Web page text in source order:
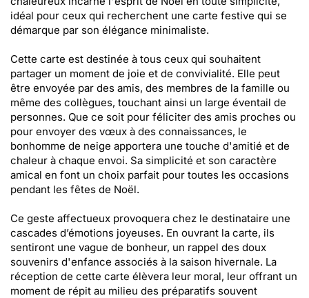
idéal pour ceux qui recherchent une carte festive qui se
démarque par son élégance minimaliste.
Cette carte est destinée à tous ceux qui souhaitent
partager un moment de joie et de convivialité. Elle peut
être envoyée par des amis, des membres de la famille ou
même des collègues, touchant ainsi un large éventail de
personnes. Que ce soit pour féliciter des amis proches ou
pour envoyer des vœux à des connaissances, le
bonhomme de neige apportera une touche d'amitié et de
chaleur à chaque envoi. Sa simplicité et son caractère
amical en font un choix parfait pour toutes les occasions
pendant les fêtes de Noël.
Ce geste affectueux provoquera chez le destinataire une
cascades d’émotions joyeuses. En ouvrant la carte, ils
sentiront une vague de bonheur, un rappel des doux
souvenirs d'enfance associés à la saison hivernale. La
réception de cette carte élèvera leur moral, leur offrant un
moment de répit au milieu des préparatifs souvent